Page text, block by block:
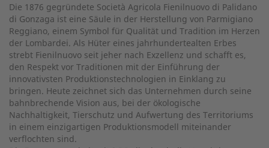
Die 1876 gegründete Società Agricola Fienilnuovo di Palidano
di Gonzaga ist eine Säule in der Herstellung von Parmigiano
Reggiano, einem Symbol für Qualität und Tradition im Herzen
der Lombardei. Als Hüter eines jahrhundertealten Erbes
strebt Fienilnuovo seit jeher nach Exzellenz und schafft es,
den Respekt vor Traditionen mit der Einführung der
innovativsten Produktionstechnologien in Einklang zu
bringen. Heute zeichnet sich das Unternehmen durch seine
bahnbrechende Vision aus, bei der ökologische
Nachhaltigkeit, Tierschutz und Aufwertung des Territoriums
in einem einzigartigen Produktionsmodell miteinander
verflochten sind.